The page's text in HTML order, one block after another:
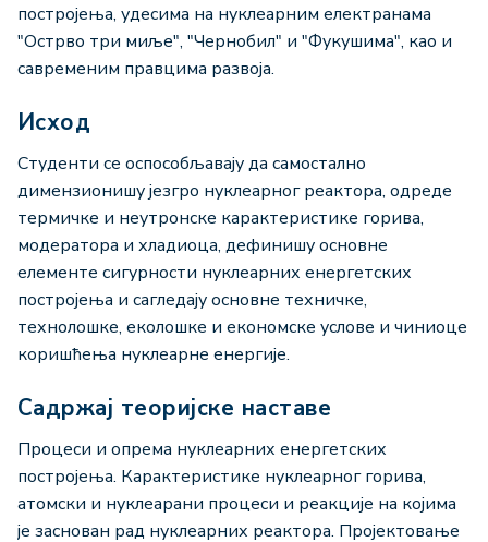
постројења, удесима на нуклеарним електранама
"Острво три миље", "Чернобил" и "Фукушима", као и
савременим правцима развоја.
Исход
Студенти се оспособљавају да самостално
димензионишу језгро нуклеарног реактора, одреде
термичке и неутронске карактеристике горива,
модератора и хладиоца, дефинишу основне
елементе сигурности нуклеарних енергетских
постројења и сагледају основне техничке,
технолошке, еколошке и економске услове и чиниоце
коришћења нуклеарне енергије.
Садржај теоријске наставе
Процеси и опрема нуклеарних енергетских
постројења. Карактеристике нуклеарног горива,
атомски и нуклеарани процеси и реакције на којима
је заснован рад нуклеарних реактора. Пројектовање